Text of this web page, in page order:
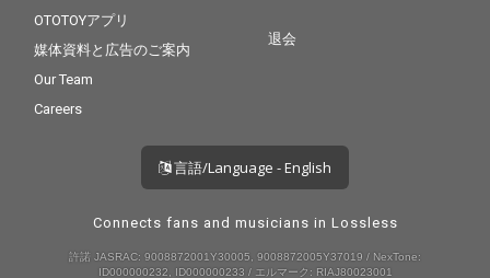
OTOTOYアプリ
媒体資料と広告のご案内
Our Team
Careers
退会
言語/Language - English
Connects fans and musicians in Lossless
許諾 JASRAC: 9008872001Y30005, 9008872005Y37019 / NexTone:
ID000000232, ID000000233 / エルマーク: RIAJ80023001